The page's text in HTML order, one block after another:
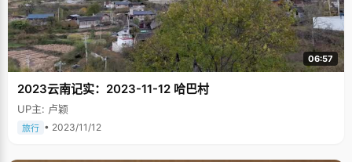
06:57
2023云南记实：2023-11-12 哈巴村
UP主: 卢颖
旅行 • 2023/11/12